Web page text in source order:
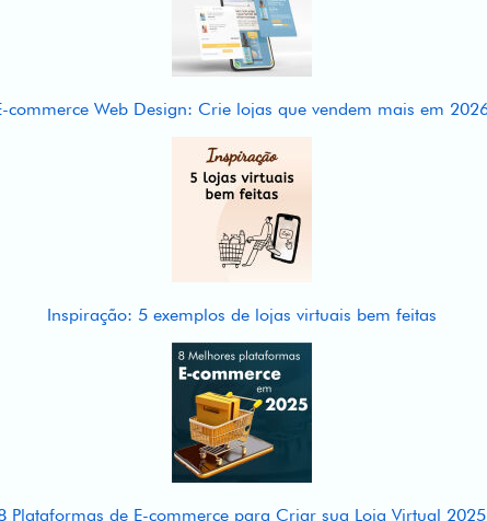
commerce Web Design: Crie lojas que vendem mais em
Inspiração: 5 exemplos de lojas virtuais bem feitas
Plataformas de E-commerce para Criar sua Loja Virtual 2025